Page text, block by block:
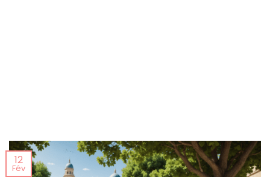
12
Fév